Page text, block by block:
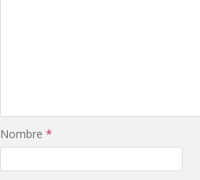
Nombre *